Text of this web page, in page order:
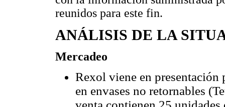
reunidos para este fin.
ANÁLISIS DE LA
Mercadeo
Rexol viene en
en envases no retornables